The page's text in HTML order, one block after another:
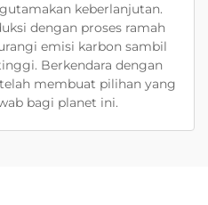
keberlanjutan.
dengan proses ramah
emisi karbon sambil
Berkendara dengan
membuat pilihan yang
bagi planet ini.